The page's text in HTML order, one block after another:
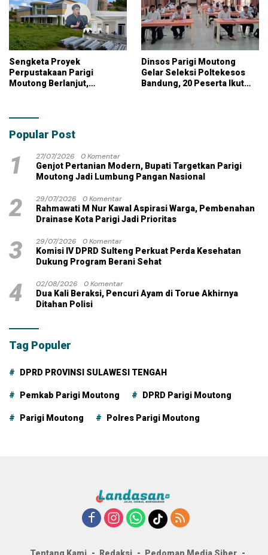
Sengketa Proyek
Perpustakaan Parigi
Moutong Berlanjut,
dengan Dana Pribadi
Dinsos Parigi Moutong
Gelar Seleksi Poltekesos
Bandung, 20 Peserta Ikut
Popular Post
1 27/07/2026
0 Komentar
Genjot Pertanian Modern, Bupati Targetkan Parigi
Moutong Jadi Lumbung Pangan Nasional
2 29/07/2026
0 Komentar
Rahmawati M Nur Kawal Aspirasi Warga, Pembenahan
Drainase Kota Parigi Jadi Prioritas
3 29/07/2026
0 Komentar
Komisi IV DPRD Sulteng Perkuat Perda Kesehatan
Dukung Program Berani Sehat
4 02/08/2026
0 Komentar
Dua Kali Beraksi, Pencuri Ayam di Torue Akhirnya
Ditahan Polisi
Tag Populer
DPRD PROVINSI SULAWESI TENGAH
Pemkab Parigi Moutong DPRD Parigi Moutong
Parigi Moutong Polres Parigi Moutong
Tentang Kami Redaksi Pedoman Media Siber